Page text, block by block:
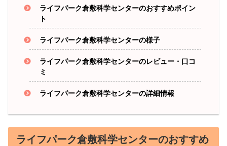
ライフパーク倉敷科学センターのおすすめポイン
ト
ライフパーク倉敷科学センターの様子
ライフパーク倉敷科学センターのレビュー・口コ
ミ
ライフパーク倉敷科学センターの詳細情報
ライフパーク倉敷科学センターのおすすめ